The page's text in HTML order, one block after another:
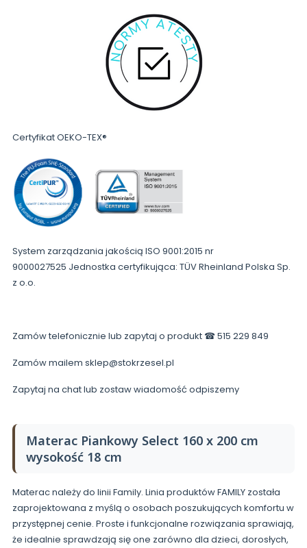
Certyfikat OEKO-TEX®
System zarządzania jakością ISO 9001:2015 nr
9000027525 Jednostka certyfikująca: TÜV Rheinland Polska Sp.
z o.o.
Zamów telefonicznie lub zapytaj o produkt ☎ 515 229 849
Zamów mailem sklep@stokrzesel.pl
Zapytaj na chat lub zostaw wiadomość odpiszemy
Materac Piankowy Select 160 x 200 cm
wysokość 18 cm
Materac należy do linii Family. Linia produktów FAMILY została
zaprojektowana z myślą o osobach poszukujących komfortu w
przystępnej cenie. Proste i funkcjonalne rozwiązania sprawiają,
że idealnie sprawdzają się one zarówno dla dzieci, dorosłych,